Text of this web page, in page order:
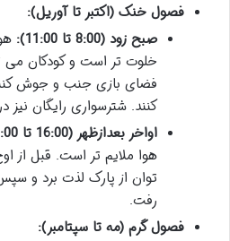
فصول خنک (اکتبر تا آوریل):
صبح زود (8:00 تا 11:00):
خلوت تر است و کودکان می
فضای بازی جنب و جوش
کنند. شترسواری رایگان نیز
اواخر بعدازظهر (16:00 تا 18:00):
هوا ملایم تر است. قبل از
توان از پارک لذت برد و
رفت.
فصول گرم (مه تا سپتامبر):